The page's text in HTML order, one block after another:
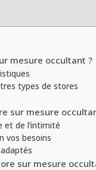
mesure occultant ?
types de stores
sur mesure
et de l’intimité
vos besoins
sur mesure